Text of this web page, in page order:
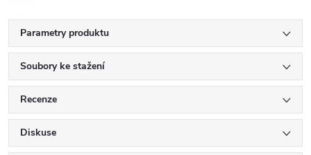
Parametry produktu
Soubory ke stažení
Recenze
Diskuse